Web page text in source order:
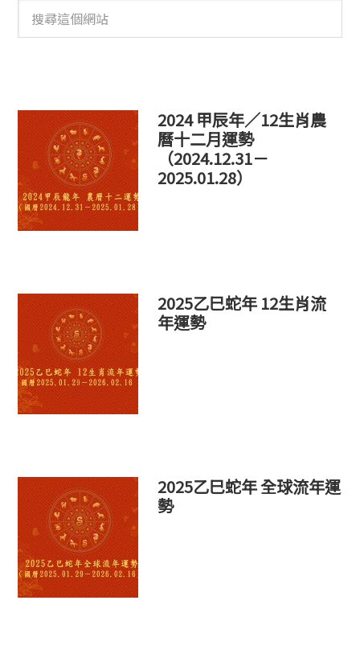
這
2024 甲辰年／12生肖農
曆十二月運勢
（2024.12.31－
2025.01.28）
2025乙巳蛇年 12生肖流
年運勢
2025乙巳蛇年 全球流年運
勢